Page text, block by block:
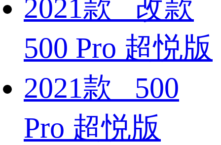
2021款 改款
500 Pro 超悦版
2021款 500
Pro 超悦版